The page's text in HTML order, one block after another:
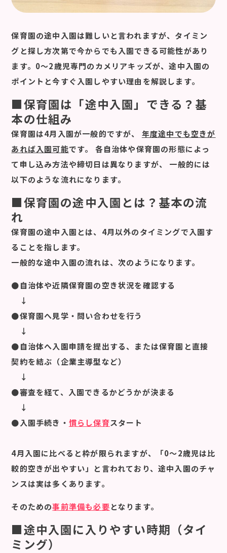
保育園の途中入園は難しいと言われますが、タイミン
グと探し方次第で今からでも入園できる可能性があり
ます。0〜2歳児専門のカメリアキッズが、途中入園の
ポイントと今すぐ入園しやすい理由を解説します。
■保育園は「途中入園」できる？基
本の仕組み
保育園は4月入園が一般的ですが、 年度途中でも空きが
あれば入園可能です。 各自治体や保育園の形態によっ
て申し込み方法や締切日は異なりますが、 一般的には
以下のような流れになります。
■保育園の途中入園とは？基本の流
れ
保育園の途中入園とは、4月以外のタイミングで入園す
ることを指します。
一般的な途中入園の流れは、次のようになります。
●自治体や近隣保育園の空き状況を確認する
↓
●保育園へ見学・問い合わせを行う
↓
●自治体へ入園申請を提出する、または保育園と直接
契約を結ぶ（企業主導型など）
↓
●審査を経て、入園できるかどうかが決まる
↓
●入園手続き・ 慣らし保育スタート
4月入園に比べると枠が限られますが、
「0〜2歳児は比
較的空きが出やすい」
と言われており、途中入園のチャ
ンスは実は多くあります。
そのための事前準備も必要となります。
■途中入園に入りやすい時期（タイ
ミング）